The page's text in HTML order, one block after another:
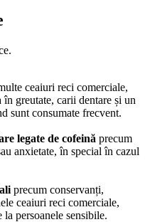
ceaiuri reci comerciale,
greutate, carii dentare și un
sunt consumate frecvent.
legate de cofeină precum
anxietate, în special în cazul
precum conservanți,
ceaiuri reci comerciale,
persoanele sensibile.